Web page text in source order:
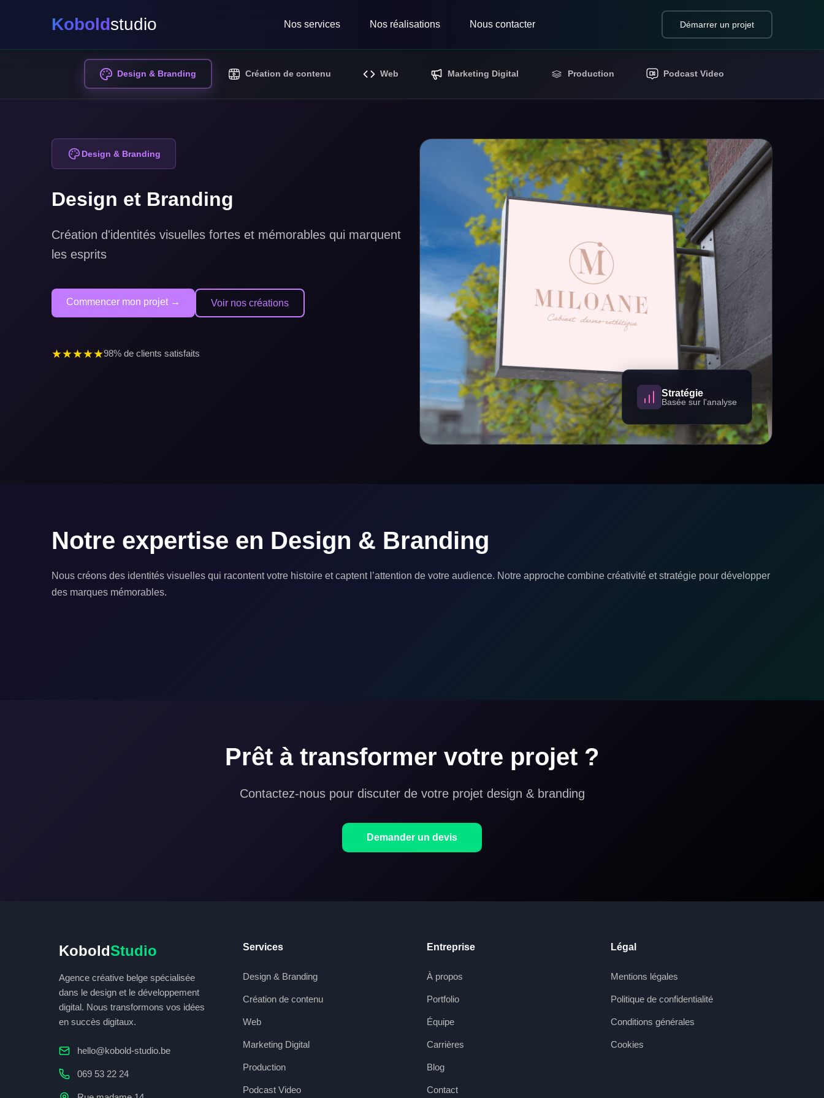
Koboldstudio Nos services Nos réalisations Nous contacter Démarrer un projet
Design & Branding Création de contenu Web Marketing Digital Production Podcast Video
Design & Branding
Design et Branding
Création d'identités visuelles fortes et mémorables qui marquent
les esprits
Commencer mon projet → Voir nos créations
★★★★★98% de clients satisfaits
Stratégie
Basée sur l'analyse
Notre expertise en Design & Branding
Nous créons des identités visuelles qui racontent votre histoire et captent l’attention de votre audience. Notre approche combine créativité et stratégie pour développer
des marques mémorables.
Prêt à transformer votre projet ?
Contactez-nous pour discuter de votre projet design & branding
Demander un devis
KoboldStudio
Agence créative belge spécialisée
dans le design et le développement
digital. Nous transformons vos idées
en succès digitaux.
hello@kobold-studio.be
069 53 22 24
Services
Design & Branding
Création de contenu
Web
Marketing Digital
Production
Podcast Video
Entreprise
À propos
Portfolio
Équipe
Carrières
Blog
Contact
Légal
Mentions légales
Politique de confidentialité
Conditions générales
Cookies